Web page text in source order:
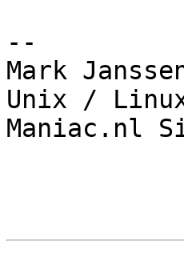
--
Mark
Unix /
Maniac.nl